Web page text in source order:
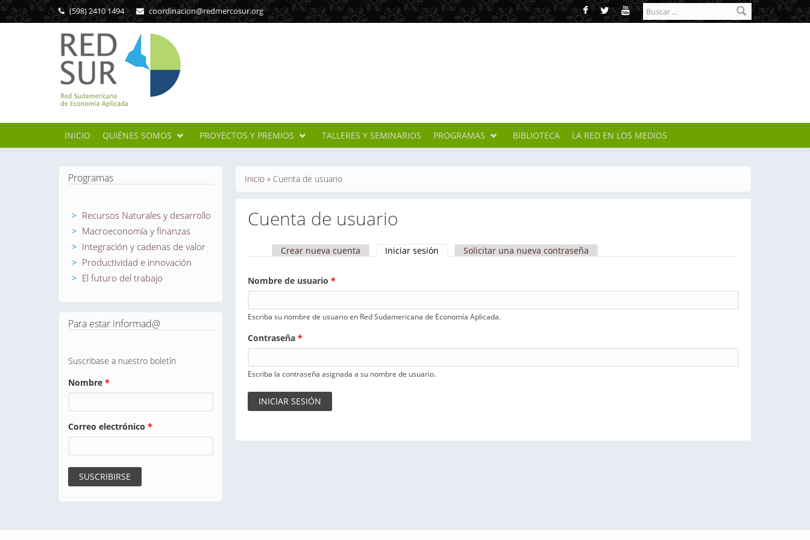
Pasar al contenido principal
(598) 2410 1494 coordinacion@redmercosur.org
Formulario de
búsqueda
INICIO QUIÉNES SOMOS PROYECTOS Y PREMIOS TALLERES Y SEMINARIOS PROGRAMAS BIBLIOTECA LA RED EN LOS MEDIOS
Programas
Recursos Naturales y desarrollo
Macroeconomía y finanzas
Integración y cadenas de valor
Productividad e innovación
El futuro del trabajo
Para estar informad@
Suscribase a nuestro boletín
Nombre *
Correo electrónico *
Se encuentra usted aquí
Inicio » Cuenta de usuario
Cuenta de usuario
Solapas principales
Crear nueva cuenta Iniciar sesión (solapa activa)
Solicitar una nueva contraseña
Nombre de usuario *
Escriba su nombre de usuario en Red Sudamericana de Economía Aplicada.
Contraseña *
Escriba la contraseña asignada a su nombre de usuario.